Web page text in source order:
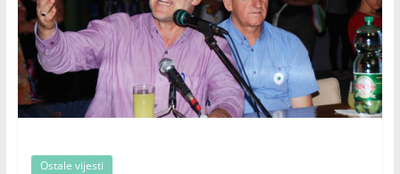
Ostale vijesti